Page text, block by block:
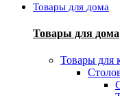
Товары для дома
Товары для дома
Товары для